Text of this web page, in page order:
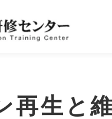
再生と